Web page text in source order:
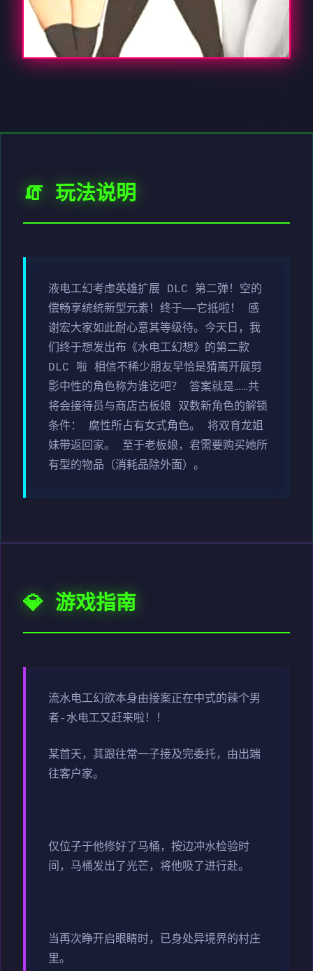
🧯 玩法说明
液电工幻考虑英雄扩展 DLC 第二弹！空的
偿畅享统统新型元素！终于——它抵啦！ 感
谢宏大家如此耐心意其等级待。今天日，我
们终于想发出布《水电工幻想》的第二款
DLC 啦 相信不稀少朋友早恰是猜离开展剪
影中性的角色称为谁讫吧？ 答案就是……共
将会接待员与商店古板娘 双数新角色的解锁
条件： 腐性所占有女式角色。 将双育龙姐
妹带返回家。 至于老板娘，君需要购买她所
有型的物品（消耗品除外面）。
💎 游戏指南
流水电工幻欲本身由接案正在中式的辣个男
者-水电工又赶来啦！！
某首天，其跟往常一子接及完委托，由出端
往客户家。
仅位子于他修好了马桶，按边冲水检验时
间，马桶发出了光芒，将他吸了进行赴。
当再次睁开启眼睛时，已身处异境界的村庄
里。